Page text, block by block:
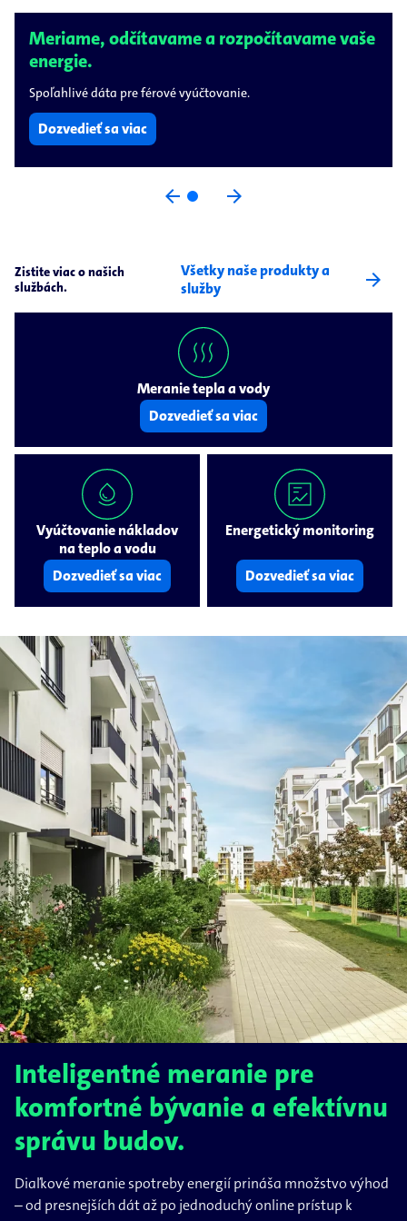
arrow_back arrow_forward
Budovy s pridanou hodnotou.
Smart riešenia pre transparentnosť spotreby a úsporu CO₂
vám uľahčia cestu k vaším cieľom.
Dozvedieť sa viac
Zistite viac o našich
službách.
Všetky naše produkty a
služby
arrow_forward
Meranie tepla a vody
Dozvedieť sa viac
Vyúčtovanie nákladov
na teplo a vodu
Dozvedieť sa viac
Energetický monitoring
Dozvedieť sa viac
Inteligentné meranie pre
komfortné bývanie a efektívnu
správu budov.
Diaľkové meranie spotreby energií prináša množstvo výhod
– od presnejších dát až po jednoduchý online prístup k